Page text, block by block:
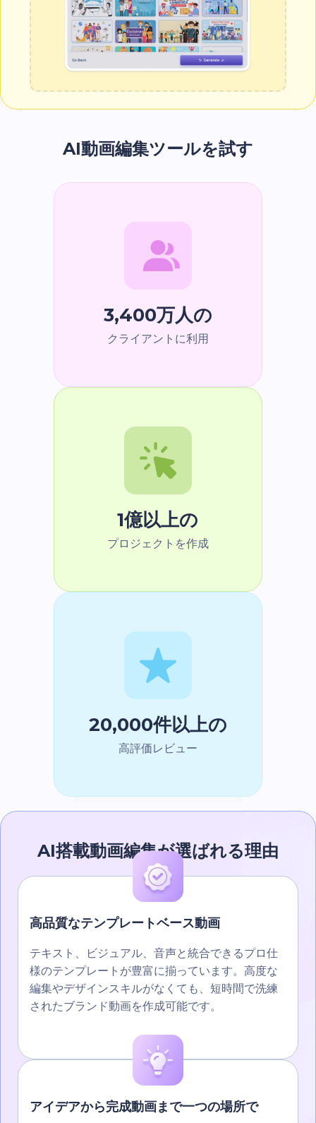
AI動画編集ツールを試す
3,400万人の
クライアントに利用
1億以上の
プロジェクトを作成
20,000件以上の
高評価レビュー
AI搭載動画編集が選ばれる理由
高品質なテンプレートベース動画
テキスト、ビジュアル、音声と統合できるプロ仕
様のテンプレートが豊富に揃っています。高度な
編集やデザインスキルがなくても、短時間で洗練
されたブランド動画を作成可能です。
アイデアから完成動画まで一つの場所で